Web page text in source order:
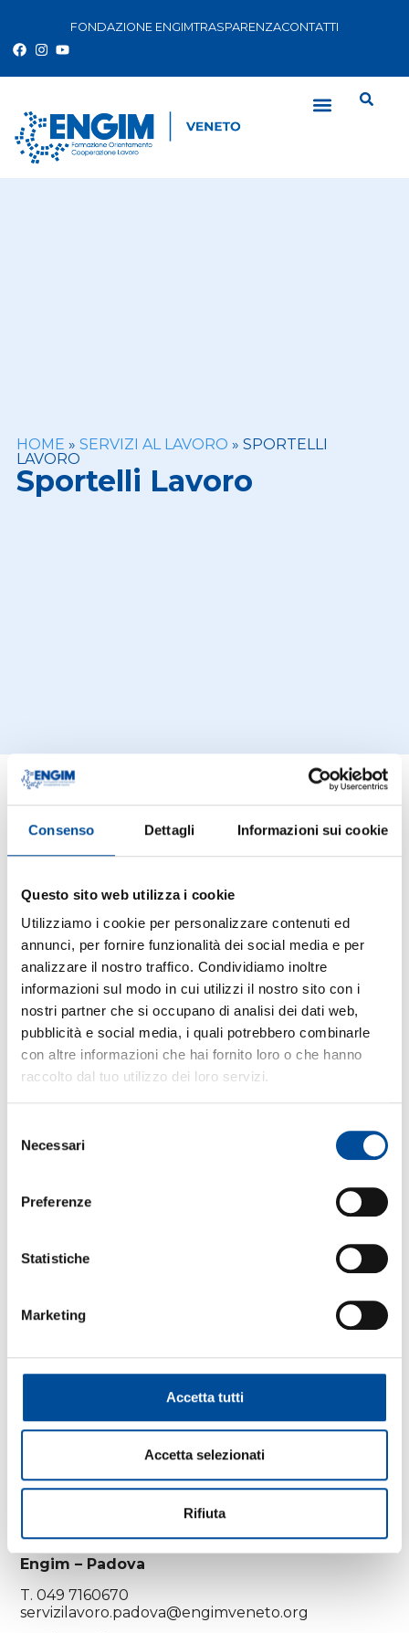
Consenso Dettagli Informazioni sui cookie
Questo sito web utilizza i cookie
Utilizziamo i cookie per personalizzare contenuti ed
annunci, per fornire funzionalità dei social media e per
analizzare il nostro traffico. Condividiamo inoltre
informazioni sul modo in cui utilizzi il nostro sito con i
nostri partner che si occupano di analisi dei dati web,
pubblicità e social media, i quali potrebbero combinarle
con altre informazioni che hai fornito loro o che hanno
raccolto dal tuo utilizzo dei loro servizi.
delNecessari
Preferenze
Statistiche
Marketing
Accetta tutti
Accetta selezionati
Rifiuta
FONDAZIONE ENGIMTRASPARENZACONTATTI
HOME » SERVIZI AL LAVORO » SPORTELLI
LAVORO
Sportelli Lavoro
GLI SPORTELLI LAVORO ACCREDITATI NELLE
COSA SONO
ENGIM in Veneto eroga servizi per il lavoro
Sportelli Lavorofavoriscono e facilitano
lavoro a tutte le persone, dai 16 anni in poi, che
abbiano regolarmente assolto all’obbligo
formativo (diploma di qualifica professionale
triennale o altri diplomi e/o titoli superiori). Gli
Sportelli Lavoro ENGIM si trovano nelle sedi di:
Verona, Vicenza, Thiene, Padova, Mirano, Venezia,
Treviso e Oderzo.
Nelle sedi ENGIM di Villafranca di Verona e
Tonezza del Cimone possono essere organizzati
percorsi formativi su richiesta.
Offrono un supporto concreto e gratuito alla
orientamento professionale, consulenza,
domanda ed offerta di lavoro.
Engim – Verona e Villafranca di Verona
T. 045 8167263
servizilavoro.verona@engimveneto.org
T. 0444 325724
servizilavoro.vicenza@engimveneto.org
Engim – Thiene
servizilavoro.thiene@engimveneto.org
Engim – Padova
T. 049 7160670
servizilavoro.padova@engimveneto.org